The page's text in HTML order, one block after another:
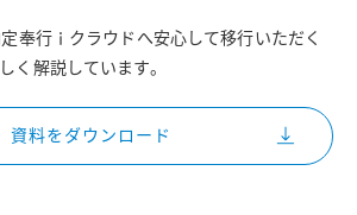
奉行ｉクラウドへ安心して移行いただく
く解説しています。
資料をダウンロード